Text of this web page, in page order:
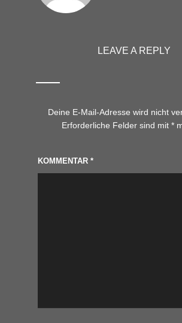
LEAVE A REPLY
Deine E-Mail-Adresse wird nicht
Erforderliche Felder sind mit*
KOMMENTAR *